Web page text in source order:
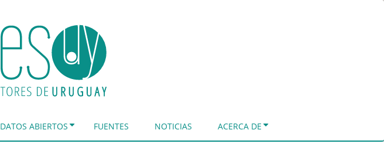
DATOS ABIERTOS FUENTES NOTICIAS ACERCA DE